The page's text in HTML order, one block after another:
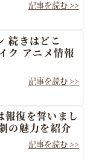
続きはどこ
ク アニメ情報
報復を誓いまし
の魅力を紹介